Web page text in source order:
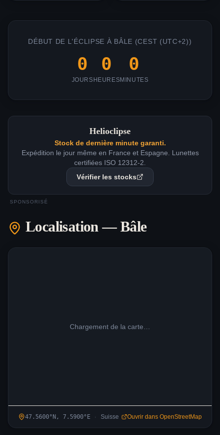
DÉBUT DE L'ÉCLIPSE À BÂLE (CEST (UTC+2))
0
JOURS
0
HEURES
0
MINUTES
Helioclipse
Stock de dernière minute garanti.
Expédition le jour même en France et Espagne. Lunettes
certifiées ISO 12312-2.
Vérifier les stocks
SPONSORISÉ
Localisation —Bâle
Chargement de la carte…
47.5600°N, 7.5900° E · Suisse Ouvrir dans OpenStreetMap